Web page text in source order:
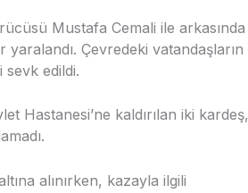
Mustafa Cemali ile arkasında
Çevredeki vatandaşların
sevk edildi.
Hastanesi’ne kaldırılan iki kardeş,
alınırken, kazayla ilgili